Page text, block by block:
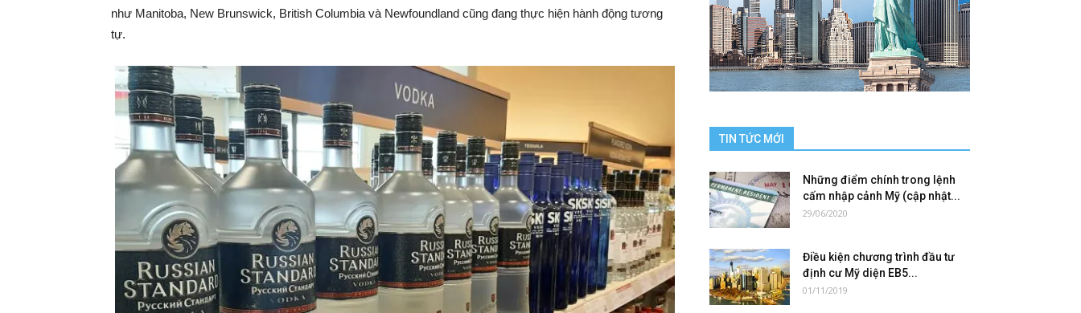
như Manitoba, New Brunswick, British Columbia và Newfoundland cũng đang thực hiện hành động tương
tự.
TIN TỨC MỚI
Những điểm chính trong lệnh
cấm nhập cảnh Mỹ (cập nhật...
29/06/2020
Điều kiện chương trình đầu tư
định cư Mỹ diện EB5...
01/11/2019